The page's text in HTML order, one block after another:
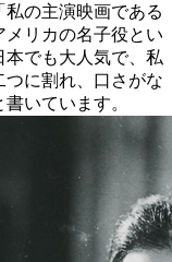
の主演映画である
メリカの名子役とい
本でも大人気で、私
つに割れ、口さがな
いています。